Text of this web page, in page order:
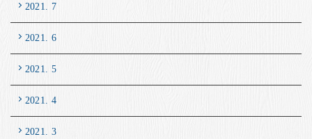
2021. 7
2021. 6
2021. 5
2021. 4
2021. 3